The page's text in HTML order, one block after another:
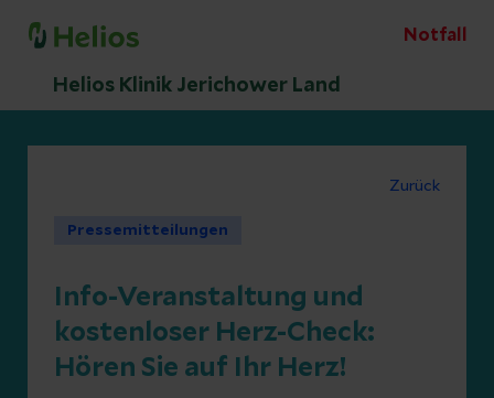
Notfall
Helios Klinik Jerichower Land
Zurück
Pressemitteilungen
Info-Veranstaltung und
kostenloser Herz-Check:
Hören Sie auf Ihr Herz!